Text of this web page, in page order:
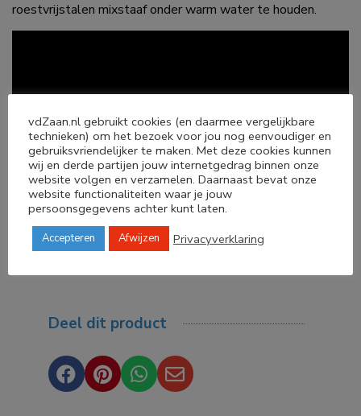
roestvrijstalen mixstaaf onder warm water te houden.
Deel dit product
   
vdZaan.nl gebruikt cookies (en daarmee vergelijkbare
technieken) om het bezoek voor jou nog eenvoudiger en
gebruiksvriendelijker te maken. Met deze cookies kunnen
wij en derde partijen jouw internetgedrag binnen onze
website volgen en verzamelen. Daarnaast bevat onze
website functionaliteiten waar je jouw
persoonsgegevens achter kunt laten.
Accepteren Afwijzen Privacyverklaring